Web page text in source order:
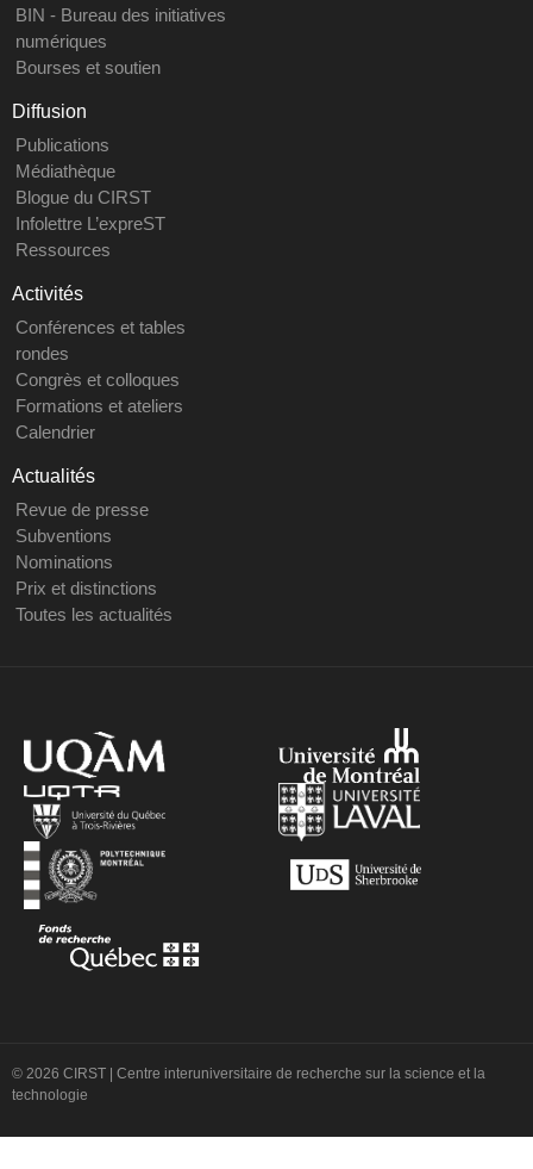
BIN - Bureau des initiatives
numériques
Bourses et soutien
Diffusion
Publications
Médiathèque
Blogue du CIRST
Infolettre L’expreST
Ressources
Activités
Conférences et tables
rondes
Congrès et colloques
Formations et ateliers
Calendrier
Actualités
Revue de presse
Subventions
Nominations
Prix et distinctions
Toutes les actualités
© 2026 CIRST | Centre interuniversitaire de recherche sur la science et la
technologie